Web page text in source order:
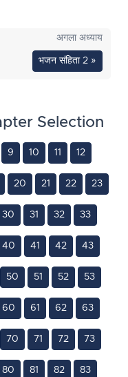
अगला अध्याय
भजन संहिता 2 »
Selection
9 10 11 12
20 21 22 23
30 31 32 33
40 41 42 43
50 51 52 53
60 61 62 63
70 71 72 73
80 81 82 83